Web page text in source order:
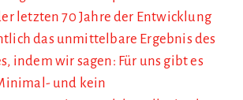
letzten 70 Jahre der Entwicklung
das unmittelbare Ergebnis des
indem wir sagen: Für uns gibt es
und kein